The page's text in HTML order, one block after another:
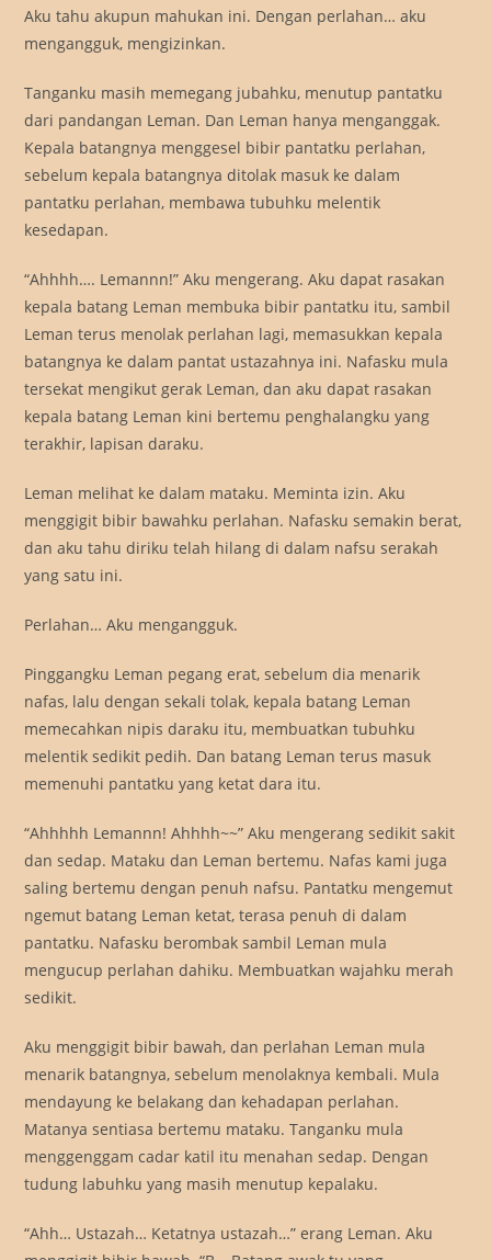
Aku tahu akupun mahukan ini. Dengan perlahan… aku
mengangguk, mengizinkan.
Tanganku masih memegang jubahku, menutup pantatku
dari pandangan Leman. Dan Leman hanya menganggak.
Kepala batangnya menggesel bibir pantatku perlahan,
sebelum kepala batangnya ditolak masuk ke dalam
pantatku perlahan, membawa tubuhku melentik
kesedapan.
“Ahhhh…. Lemannn!” Aku mengerang. Aku dapat rasakan
kepala batang Leman membuka bibir pantatku itu, sambil
Leman terus menolak perlahan lagi, memasukkan kepala
batangnya ke dalam pantat ustazahnya ini. Nafasku mula
tersekat mengikut gerak Leman, dan aku dapat rasakan
kepala batang Leman kini bertemu penghalangku yang
terakhir, lapisan daraku.
Leman melihat ke dalam mataku. Meminta izin. Aku
menggigit bibir bawahku perlahan. Nafasku semakin berat,
dan aku tahu diriku telah hilang di dalam nafsu serakah
yang satu ini.
Perlahan… Aku mengangguk.
Pinggangku Leman pegang erat, sebelum dia menarik
nafas, lalu dengan sekali tolak, kepala batang Leman
memecahkan nipis daraku itu, membuatkan tubuhku
melentik sedikit pedih. Dan batang Leman terus masuk
memenuhi pantatku yang ketat dara itu.
“Ahhhhh Lemannn! Ahhhh~~” Aku mengerang sedikit sakit
dan sedap. Mataku dan Leman bertemu. Nafas kami juga
saling bertemu dengan penuh nafsu. Pantatku mengemut
ngemut batang Leman ketat, terasa penuh di dalam
pantatku. Nafasku berombak sambil Leman mula
mengucup perlahan dahiku. Membuatkan wajahku merah
sedikit.
Aku menggigit bibir bawah, dan perlahan Leman mula
menarik batangnya, sebelum menolaknya kembali. Mula
mendayung ke belakang dan kehadapan perlahan.
Matanya sentiasa bertemu mataku. Tanganku mula
menggenggam cadar katil itu menahan sedap. Dengan
tudung labuhku yang masih menutup kepalaku.
“Ahh… Ustazah… Ketatnya ustazah…” erang Leman. Aku